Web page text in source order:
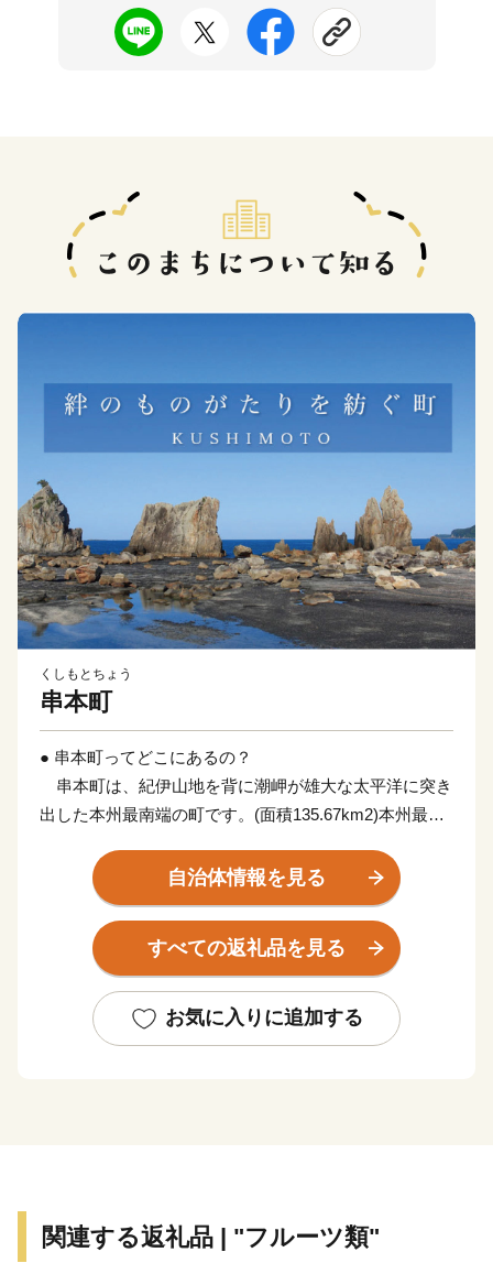
くしもとちょう
串本町
● 串本町ってどこにあるの？
串本町は、紀伊山地を背に潮岬が雄大な太平洋に突き
出した本州最南端の町です。(面積135.67km2)本州最南
は、東京の八丈島とほぼ同緯度に位置します。茫々たる
太平洋に面し、東西に長く延びた海岸線はこの地方の特
色であるリアス式海岸で、奇岩・怪石の雄大な自然美に
恵まれ、吉野熊野国立公園および枯木灘県立自然公園の
黒潮の恵みを受けて、年間平均気温17℃前後と気候は
浮かんでおり、平成11年9月のくしもと大橋開通により
自治体情報を見る
すべての返礼品を見る
お気に入りに追加する
関連する返礼品 | "フルーツ類"